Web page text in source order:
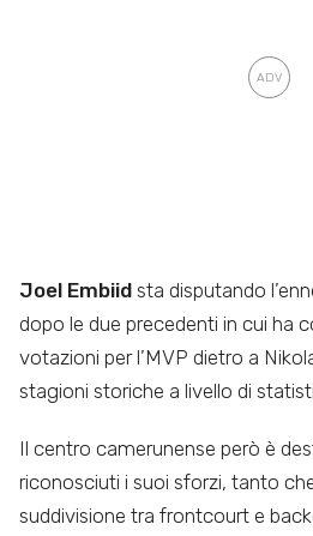
Joel Embiid sta disputando
dopo le due precedenti in cui ha
votazioni per l’MVP dietro a
stagioni storiche a livello di
Il centro camerunense però è
riconosciuti i suoi sforzi, tanto
suddivisione tra frontcourt e